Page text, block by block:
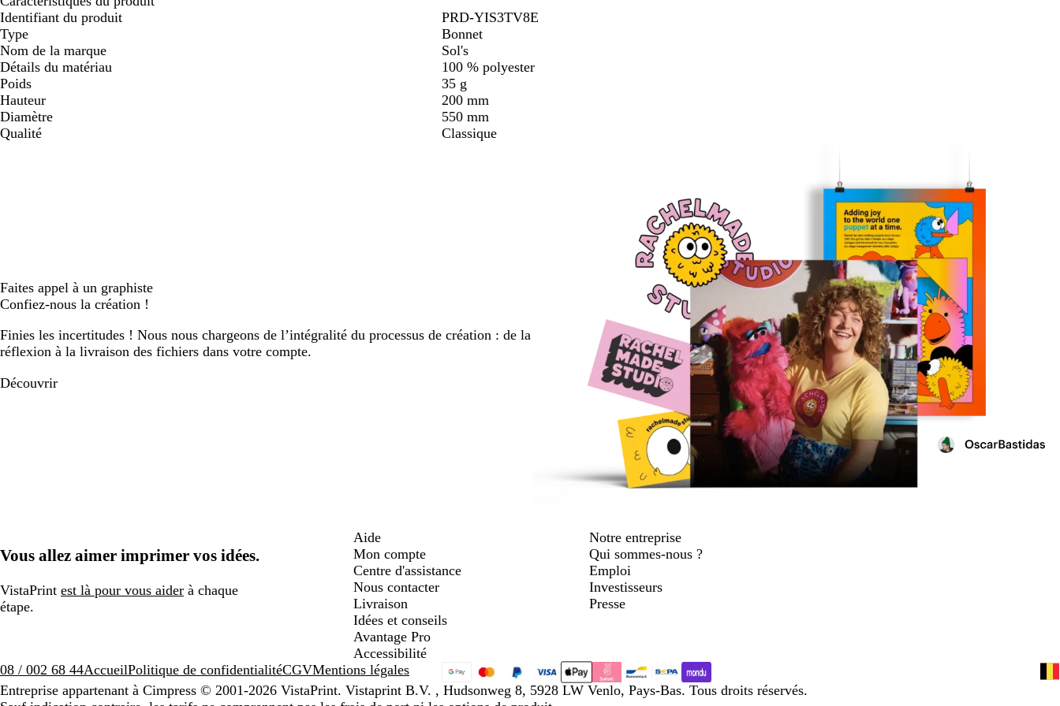
défiler
défiler
défiler
défiler
u
Identifiant du produit
PRD-YIS3TV8E
Type
Bonnet
Nom de la marque
Sol's
Détails du matériau
100 % polyester
Poids
35 g
Hauteur
200 mm
Diamètre
550 mm
Qualité
Classique
Faites appel à un graphiste
Confiez-nous la création !
Finies les incertitudes ! Nous nous chargeons de l’intégralité du processus de création : de la
réflexion à la livraison des fichiers dans votre compte.
Découvrir
Vous allez aimer imprimer vos idées.
VistaPrint est là pour vous aider à chaque
étape.
Aide
Mon compte
Centre d'assistance
Nous contacter
Livraison
Idées et conseils
Avantage Pro
Accessibilité
Notre entreprise
Qui sommes-nous ?
Emploi
Investisseurs
Presse
08 / 002 68 44AccueilPolitique de confidentialitéCGVMentions légales
Entreprise appartenant à Cimpress © 2001-2026 VistaPrint. Vistaprint B.V. , Hudsonweg 8, 5928 LW Venlo, Pays-Bas. Tous droits réservés.